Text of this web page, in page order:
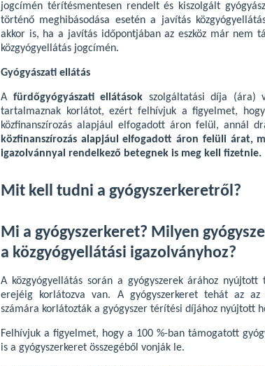
jogcímén térítésmentesen rendelt és kiszolgált
történő meghibásodása esetén a javítás
akkor is, ha a javítás időpontjában az eszköz már nem
közgyógyellátás jogcímén.
Gyógyászati ellátás
A fürdőgyógyászati ellátások szolgáltatási díja (ára)
tartalmaznak korlátot, ezért felhívjuk a figyelmet,
közfinanszírozás alapjául elfogadott áron felül, annál
közfinanszírozás alapjául elfogadott áron felüli árat,
igazolvánnyal rendelkező betegnek is meg kell fizetnie.
Mit kell tudni a gyógyszerkeretről?
Mi a gyógyszerkeret? Milyen
a közgyógyellátási igazolványhoz?
A közgyógyellátás során a gyógyszerek árához nyújtott
erejéig korlátozva van. A gyógyszerkeret tehát az az
számára korlátozták a gyógyszer térítési díjához nyújtott
Felhívjuk a figyelmet, hogy a 100 %-ban támogatott
is a gyógyszerkeret összegéből vonják le.